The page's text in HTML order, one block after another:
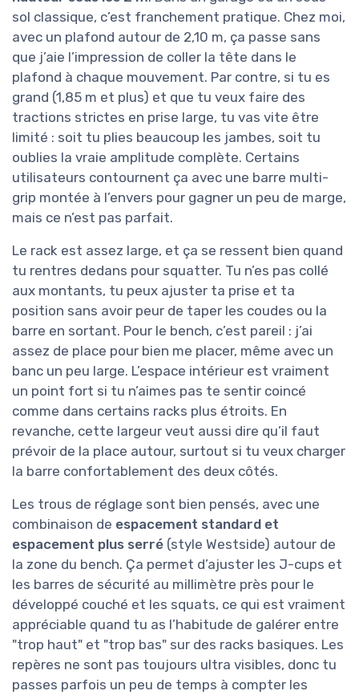
sol classique, c’est franchement pratique. Chez moi,
avec un plafond autour de 2,10 m, ça passe sans
que j’aie l’impression de coller la tête dans le
plafond à chaque mouvement. Par contre, si tu es
grand (1,85 m et plus) et que tu veux faire des
tractions strictes en prise large, tu vas vite être
limité : soit tu plies beaucoup les jambes, soit tu
oublies la vraie amplitude complète. Certains
utilisateurs contournent ça avec une barre multi-
grip montée à l’envers pour gagner un peu de marge,
mais ce n’est pas parfait.
Le rack est assez large, et ça se ressent bien quand
tu rentres dedans pour squatter. Tu n’es pas collé
aux montants, tu peux ajuster ta prise et ta
position sans avoir peur de taper les coudes ou la
barre en sortant. Pour le bench, c’est pareil : j’ai
assez de place pour bien me placer, même avec un
banc un peu large. L’espace intérieur est vraiment
un point fort si tu n’aimes pas te sentir coincé
comme dans certains racks plus étroits. En
revanche, cette largeur veut aussi dire qu’il faut
prévoir de la place autour, surtout si tu veux charger
la barre confortablement des deux côtés.
Les trous de réglage sont bien pensés, avec une
combinaison de espacement standard et
espacement plus serré (style Westside) autour de
la zone du bench. Ça permet d’ajuster les J-cups et
les barres de sécurité au millimètre près pour le
développé couché et les squats, ce qui est vraiment
appréciable quand tu as l’habitude de galérer entre
"trop haut" et "trop bas" sur des racks basiques. Les
repères ne sont pas toujours ultra visibles, donc tu
passes parfois un peu de temps à compter les